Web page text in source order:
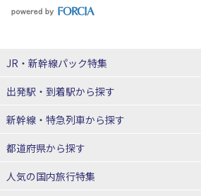
JR・新幹線パック特集
JR・新幹線＋ホテルパック
出張パック
出発駅・到着駅から探す
秋田⇔東京 新幹線パック
仙台→東京 新幹線パック
富山⇔東京 新幹線パック
新幹線・特急列車から探す
北海道新幹線 旅行
山形新幹線 旅行
都道府県から探す
人気の国内旅行特集